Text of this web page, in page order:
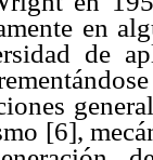
en
de
[6],